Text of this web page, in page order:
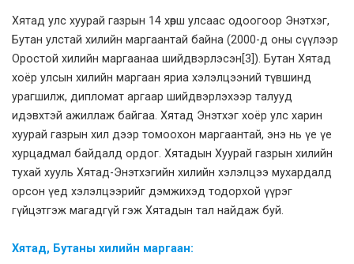
Хятад улс хуурай газрын 14 хөрш улсаас одоогоор Энэтхэг,
Бутан улстай хилийн маргаантай байна (2000-д оны сүүлээр
Оростой хилийн маргаанаа шийдвэрлэсэн[3] ). Бутан Хятад
хоёр улсын хилийн маргаан яриа хэлэлцээний түвшинд
урагшилж, дипломат аргаар шийдвэрлэхээр талууд
идэвхтэй ажиллаж байгаа. Хятад Энэтхэг хоёр улс харин
хуурай газрын хил дээр томоохон маргаантай, энэ нь үе үе
хурцадмал байдалд ордог. Хятадын Хуурай газрын хилийн
тухай хууль Хятад-Энэтхэгийн хилийн хэлэлцээ мухардалд
орсон үед хэлэлцээрийг дэмжихэд тодорхой үүрэг
гүйцэтгэж магадгүй гэж Хятадын тал найдаж буй.
Хятад, Бутаны хилийн маргаан: